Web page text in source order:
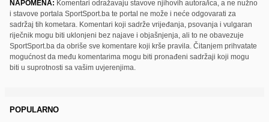
NAPOMENA: Komentari odražavaju stavove njihovih autora/ica, a ne nužno
i stavove portala SportSport.ba te portal ne može i neće odgovarati za
sadržaj tih kometara. Komentari koji sadrže vrijeđanja, psovanja i vulgaran
riječnik mogu biti uklonjeni bez najave i objašnjenja, ali to ne obavezuje
SportSport.ba da obriše sve komentare koji krše pravila. Čitanjem prihvatate
mogućnost da među komentarima mogu biti pronađeni sadržaji koji mogu
biti u suprotnosti sa vašim uvjerenjima.
POPULARNO